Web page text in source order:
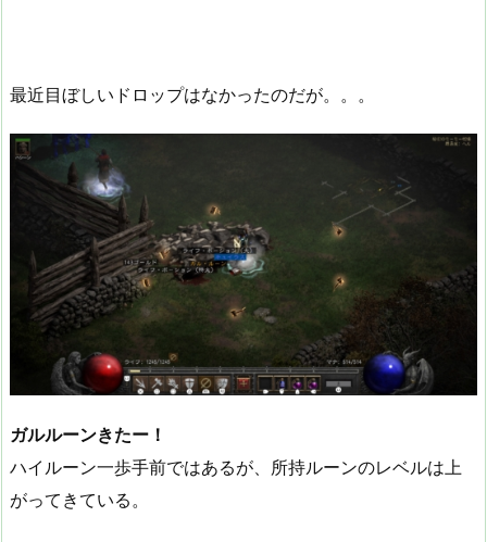
最近目ぼしいドロップはなかったのだが。。。
ガルルーンきたー！
ハイルーン一歩手前ではあるが、所持ルーンのレベルは上
がってきている。